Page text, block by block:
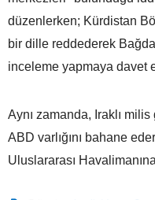
düzenlerken; Kürdistan
bir dille reddederek
inceleme yapmaya davet
Aynı zamanda, Iraklı
ABD varlığını bahane
Uluslararası